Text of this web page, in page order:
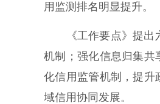
用监测排名明显提升。
《工作要点》提出六
机制；强化信息归集共
化信用监管机制，提升
域信用协同发展。